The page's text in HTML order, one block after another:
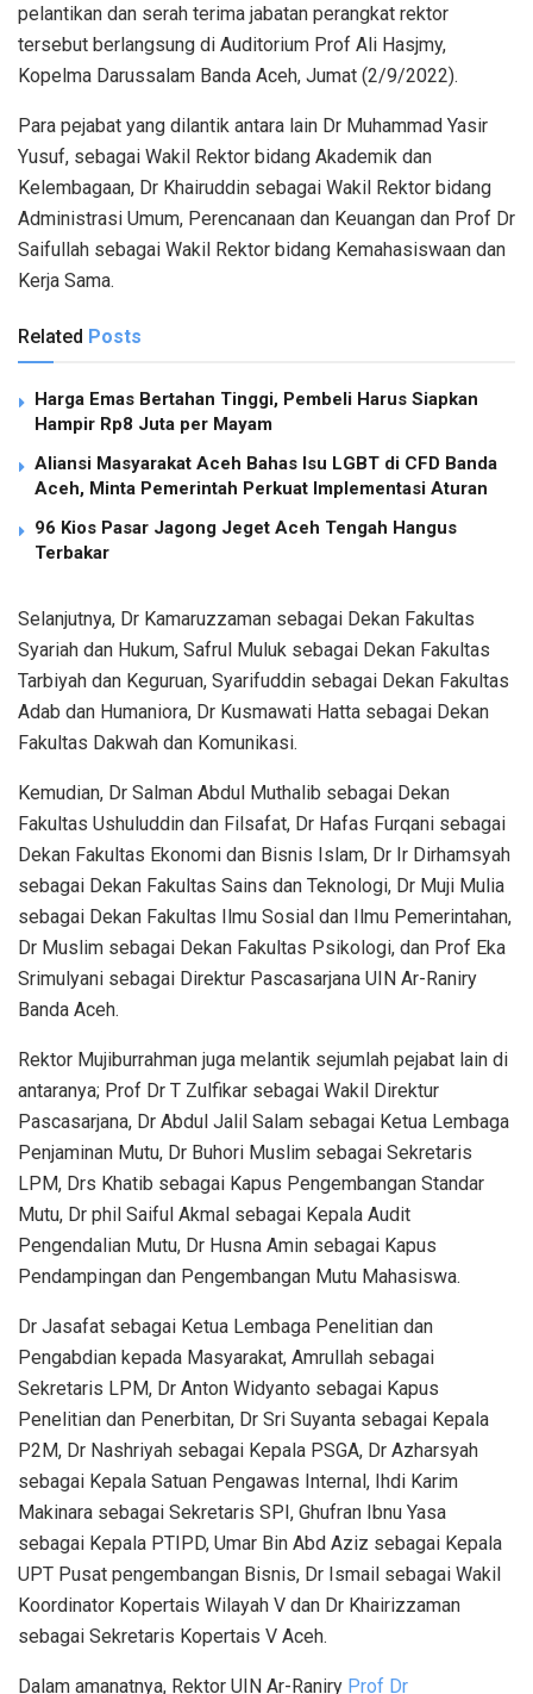
pelantikan dan serah terima jabatan perangkat rektor
tersebut berlangsung di Auditorium Prof Ali Hasjmy,
Kopelma Darussalam Banda Aceh, Jumat (2/9/2022).
Para pejabat yang dilantik antara lain Dr Muhammad Yasir
Yusuf, sebagai Wakil Rektor bidang Akademik dan
Kelembagaan, Dr Khairuddin sebagai Wakil Rektor bidang
Administrasi Umum, Perencanaan dan Keuangan dan Prof Dr
Saifullah sebagai Wakil Rektor bidang Kemahasiswaan dan
Kerja Sama.
Related Posts
Harga Emas Bertahan Tinggi, Pembeli Harus Siapkan
Hampir Rp8 Juta per Mayam
Aliansi Masyarakat Aceh Bahas Isu LGBT di CFD Banda
Aceh, Minta Pemerintah Perkuat Implementasi Aturan
96 Kios Pasar Jagong Jeget Aceh Tengah Hangus
Terbakar
Selanjutnya, Dr Kamaruzzaman sebagai Dekan Fakultas
Syariah dan Hukum, Safrul Muluk sebagai Dekan Fakultas
Tarbiyah dan Keguruan, Syarifuddin sebagai Dekan Fakultas
Adab dan Humaniora, Dr Kusmawati Hatta sebagai Dekan
Fakultas Dakwah dan Komunikasi.
Kemudian, Dr Salman Abdul Muthalib sebagai Dekan
Fakultas Ushuluddin dan Filsafat, Dr Hafas Furqani sebagai
Dekan Fakultas Ekonomi dan Bisnis Islam, Dr Ir Dirhamsyah
sebagai Dekan Fakultas Sains dan Teknologi, Dr Muji Mulia
sebagai Dekan Fakultas Ilmu Sosial dan Ilmu Pemerintahan,
Dr Muslim sebagai Dekan Fakultas Psikologi, dan Prof Eka
Srimulyani sebagai Direktur Pascasarjana UIN Ar-Raniry
Banda Aceh.
Rektor Mujiburrahman juga melantik sejumlah pejabat lain di
antaranya; Prof Dr T Zulfikar sebagai Wakil Direktur
Pascasarjana, Dr Abdul Jalil Salam sebagai Ketua Lembaga
Penjaminan Mutu, Dr Buhori Muslim sebagai Sekretaris
LPM, Drs Khatib sebagai Kapus Pengembangan Standar
Mutu, Dr phil Saiful Akmal sebagai Kepala Audit
Pengendalian Mutu, Dr Husna Amin sebagai Kapus
Pendampingan dan Pengembangan Mutu Mahasiswa.
Dr Jasafat sebagai Ketua Lembaga Penelitian dan
Pengabdian kepada Masyarakat, Amrullah sebagai
Sekretaris LPM, Dr Anton Widyanto sebagai Kapus
Penelitian dan Penerbitan, Dr Sri Suyanta sebagai Kepala
P2M, Dr Nashriyah sebagai Kepala PSGA, Dr Azharsyah
sebagai Kepala Satuan Pengawas Internal, Ihdi Karim
Makinara sebagai Sekretaris SPI, Ghufran Ibnu Yasa
sebagai Kepala PTIPD, Umar Bin Abd Aziz sebagai Kepala
UPT Pusat pengembangan Bisnis, Dr Ismail sebagai Wakil
Koordinator Kopertais Wilayah V dan Dr Khairizzaman
sebagai Sekretaris Kopertais V Aceh.
Dalam amanatnya, Rektor UIN Ar-Raniry Prof Dr